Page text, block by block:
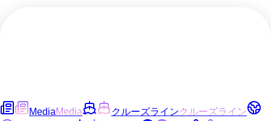
MediaMedia クルーズラインクルーズライン